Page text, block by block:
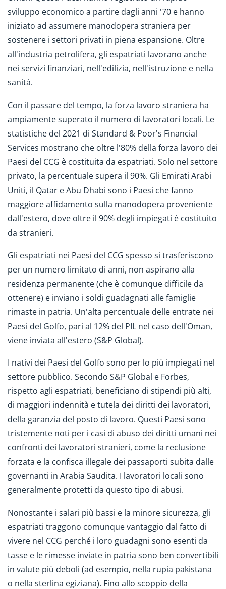
sviluppo economico a partire dagli anni '70 e hanno
iniziato ad assumere manodopera straniera per
sostenere i settori privati in piena espansione. Oltre
all'industria petrolifera, gli espatriati lavorano anche
nei servizi finanziari, nell'edilizia, nell'istruzione e nella
sanità.
Con il passare del tempo, la forza lavoro straniera ha
ampiamente superato il numero di lavoratori locali. Le
statistiche del 2021 di Standard & Poor's Financial
Services mostrano che oltre l'80% della forza lavoro dei
Paesi del CCG è costituita da espatriati. Solo nel settore
privato, la percentuale supera il 90%. Gli Emirati Arabi
Uniti, il Qatar e Abu Dhabi sono i Paesi che fanno
maggiore affidamento sulla manodopera proveniente
dall'estero, dove oltre il 90% degli impiegati è costituito
da stranieri.
Gli espatriati nei Paesi del CCG spesso si trasferiscono
per un numero limitato di anni, non aspirano alla
residenza permanente (che è comunque difficile da
ottenere) e inviano i soldi guadagnati alle famiglie
rimaste in patria. Un'alta percentuale delle entrate nei
Paesi del Golfo, pari al 12% del PIL nel caso dell'Oman,
viene inviata all'estero (S&P Global).
I nativi dei Paesi del Golfo sono per lo più impiegati nel
settore pubblico. Secondo S&P Global e Forbes,
rispetto agli espatriati, beneficiano di stipendi più alti,
di maggiori indennità e tutela dei diritti dei lavoratori,
della garanzia del posto di lavoro. Questi Paesi sono
tristemente noti per i casi di abuso dei diritti umani nei
confronti dei lavoratori stranieri, come la reclusione
forzata e la confisca illegale dei passaporti subita dalle
governanti in Arabia Saudita. I lavoratori locali sono
generalmente protetti da questo tipo di abusi.
Nonostante i salari più bassi e la minore sicurezza, gli
espatriati traggono comunque vantaggio dal fatto di
vivere nel CCG perché i loro guadagni sono esenti da
tasse e le rimesse inviate in patria sono ben convertibili
in valute più deboli (ad esempio, nella rupia pakistana
o nella sterlina egiziana). Fino allo scoppio della